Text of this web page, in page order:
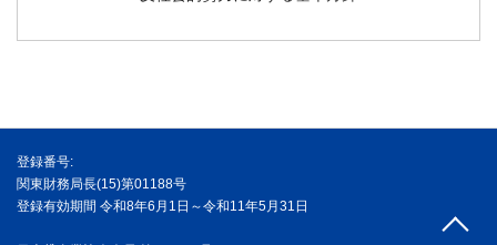
登録番号:
関東財務局長(15)第01188号
登録有効期間 令和8年6月1日～令和11年5月31日